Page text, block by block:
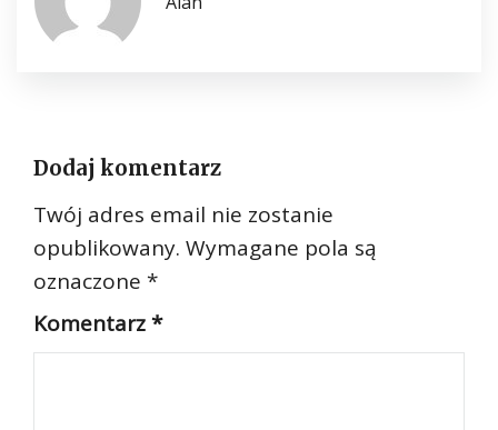
Dodaj komentarz
Twój adres email nie zostanie
opublikowany. Wymagane pola są
oznaczone *
Komentarz*